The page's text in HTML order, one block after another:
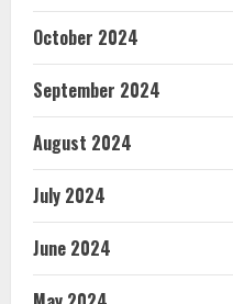
October 2024
September 2024
August 2024
July 2024
June 2024